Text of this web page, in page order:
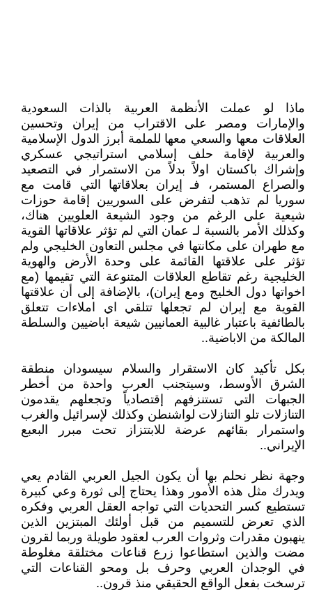
ماذا لو عملت الأنظمة العربية بالذات السعودية
والإمارات ومصر على الاقتراب من إيران وتحسين
العلاقات معها والسعي معها للملمة أبرز الدول الإسلامية
والعربية لإقامة حلف إسلامي استراتيجي عسكري
وإشراك باكستان اولاً بدلاً من الاستمرار في التصعيد
والصراع المستمر، فـ إيران بعلاقاتها التي قامت مع
سوريا لم تذهب لتفرض على السوريين إقامة حوزات
شيعية على الرغم من وجود الشيعة العلويين هناك،
وكذلك الأمر بالنسبة لـ عمان التي لم تؤثر علاقاتها القوية
مع طهران على مكانتها في مجلس التعاون الخليجي ولم
تؤثر على علاقتها القائمة على وحدة الأرض والهوية
الخليجية رغم تقاطع العلاقات المتنوعة التي تقيمها (مع
اخواتها دول الخليج ومع إيران)، بالإضافة إلى أن علاقتها
القوية مع إيران لم تجعلها تتلقي اي املاءات تتعلق
بالطائفية باعتبار غالبية العمانيين شيعة اباضيين والسلطة
المالكة من الاباضية..
بكل تأكيد كان الاستقرار والسلام سيسودان منطقة
الشرق الأوسط، وسيتجنب العرب واحدة من أخطر
الجبهات التي تستنزفهم إقتصادياً وتجعلهم يقدمون
التنازلات تلو التنازلات لواشنطن وكذلك لإسرائيل والغرب
واستمرار بقائهم عرضة للابتتزاز تحت مبرر البعبع
الإيراني..
وجهة نظر نحلم بها أن يكون الجيل العربي القادم يعي
ويدرك مثل هذه الأمور وهذا يحتاج إلى ثورة وعي كبيرة
تستطيع كسر التحديات التي تواجه العقل العربي وفكره
الذي تعرض للتسميم من قبل أولئك المبتزين الذين
ينهبون مقدرات وثروات العرب لعقود طويلة وربما لقرون
مضت والذين استطاعوا زرع قناعات مختلقة مغلوطة
في الوجدان العربي وحرف بل ومحو القناعات التي
ترسخت بفعل الواقع الحقيقي منذ قرون..